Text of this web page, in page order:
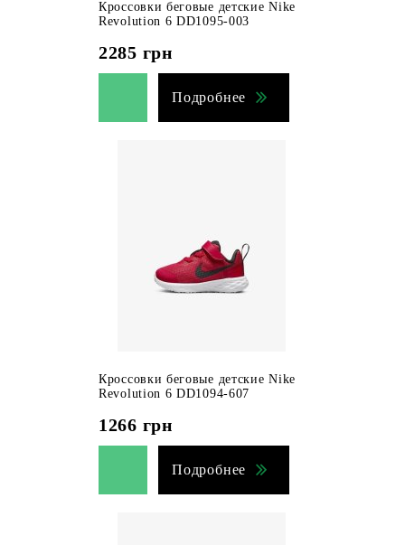
Кроссовки беговые детские Nike
Revolution 6 DD1095-003
2285 грн
Подробнее
Кроссовки беговые детские Nike
Revolution 6 DD1094-607
1266 грн
Подробнее